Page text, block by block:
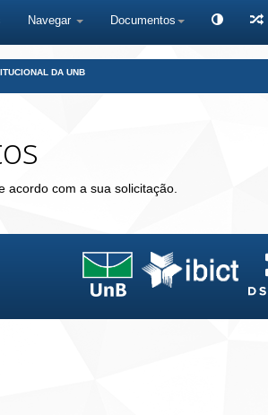
Navegar Documentos
DA UNB
acordo com a sua solicitação.